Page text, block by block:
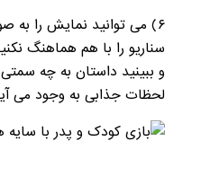
۶) می توانید نمایش را به
سناریو را با هم هماهنگ
و ببینید داستان به چه سمتی
لحظات جذابی به وجود می